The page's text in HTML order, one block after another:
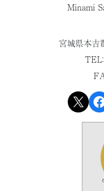
Minami
宮城県本吉
TEL：
X Facebook